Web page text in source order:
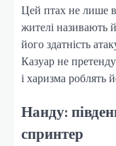
Цей птах не лише
жителі називають
його здатність
Казуар не
і харизма роблять
Нанду:
спринтер